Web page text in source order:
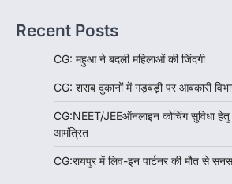
Recent Posts
CG: महुआ ने बदली महिलाओं की जिंदगी
CG: शराब दुकानों में गड़बड़ी पर आबकारी
CG:NEET/JEEऑनलाइन कोचिंग सुविधा
आमंत्रित
CG:रायपुर में लिव-इन पार्टनर की मौत से